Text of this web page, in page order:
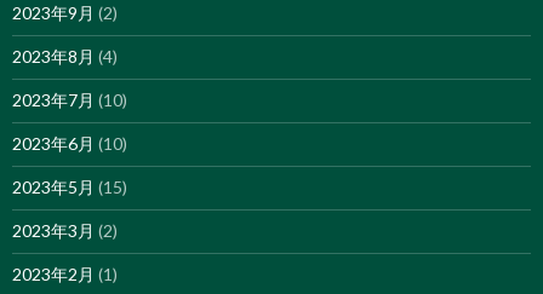
2023年9月 (2)
2023年8月 (4)
2023年7月 (10)
2023年6月 (10)
2023年5月 (15)
2023年3月 (2)
2023年2月 (1)